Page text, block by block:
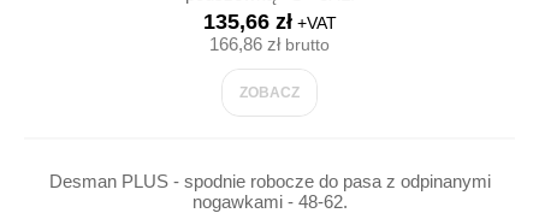
135,66 zł+VAT
166,86 złbrutto
ZOBACZ
Desman PLUS - spodnie robocze do pasa z odpinanymi
nogawkami - 48-62.